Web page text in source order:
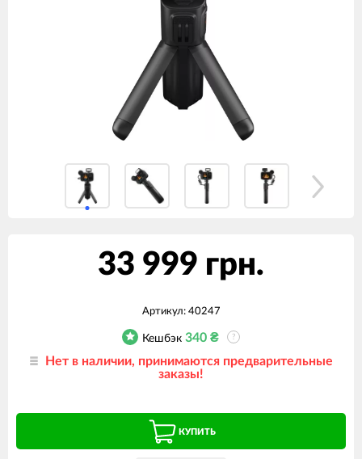
33 999 грн.
Артикул: 40247
Кешбэк 340 ₴ ?
Нет в наличии, принимаются предварительные
заказы!
КУПИТЬ